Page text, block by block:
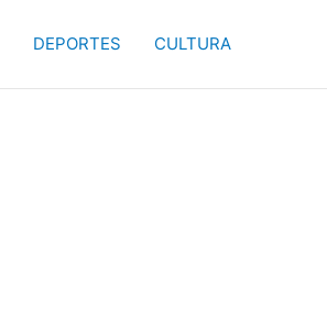
DEPORTES CULTURA